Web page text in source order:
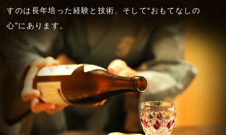
すのは長年培った経験と技術、そして“おもてなしの
心”にあります。